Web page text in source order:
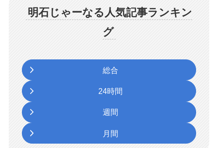
明石じゃーなる人気記事ランキン
グ
総合
24時間
週間
月間